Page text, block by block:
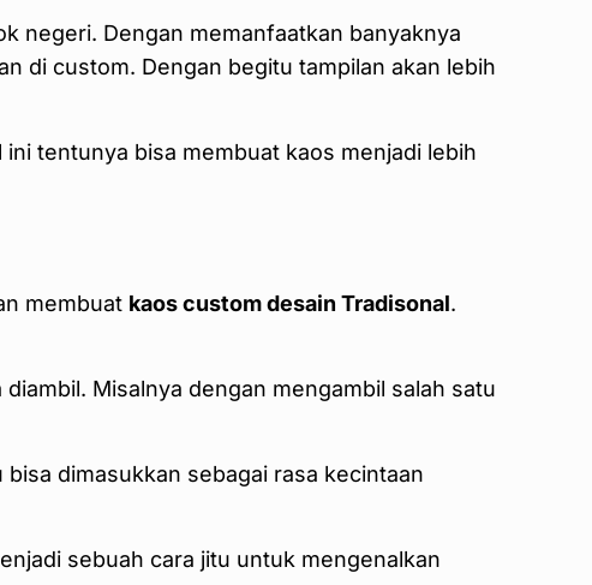
negeri. Dengan memanfaatkan banyaknya
di custom. Dengan begitu tampilan akan lebih
tentunya bisa membuat kaos menjadi lebih
membuat kaos custom desain Tradisonal.
Misalnya dengan mengambil salah satu
dimasukkan sebagai rasa kecintaan
sebuah cara jitu untuk mengenalkan